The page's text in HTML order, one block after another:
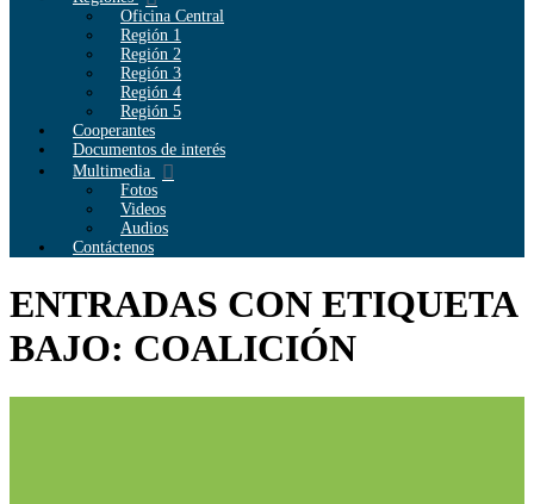
Oficina Central
Región 1
Región 2
Región 3
Región 4
Región 5
Cooperantes
Documentos de interés
Multimedia
Fotos
Videos
Audios
Contáctenos
ENTRADAS CON ETIQUETA
BAJO: COALICIÓN